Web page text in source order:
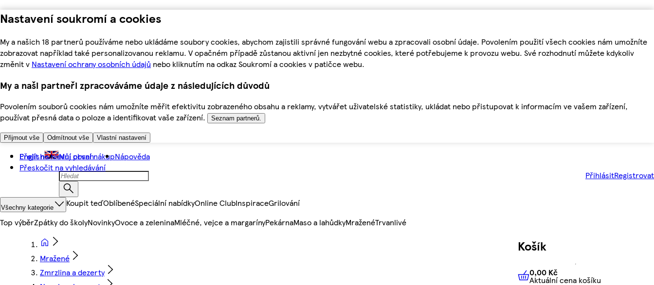
Nastavení soukromí a cookies
My a našich 18 partnerů používáme nebo ukládáme soubory cookies, abychom zajistili správné fungování webu a zpracovali osobní údaje. Povolením použití všech cookies nám umožníte
zobrazovat například také personalizovanou reklamu. V opačném případě zůstanou aktivní jen nezbytné cookies, které potřebujeme k provozu webu. Své rozhodnutí můžete kdykoliv
změnit v Nastavení ochrany osobních údajů nebo kliknutím na odkaz Soukromí a cookies v patičce webu.
My a naši partneři zpracováváme údaje z následujících důvodů
Povolením souborů cookies nám umožníte měřit efektivitu zobrazeného obsahu a reklamy, vytvářet uživatelské statistiky, ukládat nebo přistupovat k informacím ve vašem zařízení,
používat přesná data o poloze a identifikovat vaše zařízení.
Seznam partnerů.
Přijmout vše Odmítnout vše Vlastní nastavení
Přejít na hlavní obsah
Přeskočit na vyhledávání
English Můj první nákupNápověda
PřihlásitRegistrovat
Všechny kategorie Koupit teďOblíbenéSpeciální nabídkyOnline ClubInspiraceGrilování
Top výběrZpátky do školyNovinkyOvoce a zeleninaMléčné, vejce a margarínyPekárnaMaso a lahůdkyMraženéTrvanlivé
Mražené
Zmrzlina a dezerty
Košík
0,00 Kč
Aktuální cena košíku